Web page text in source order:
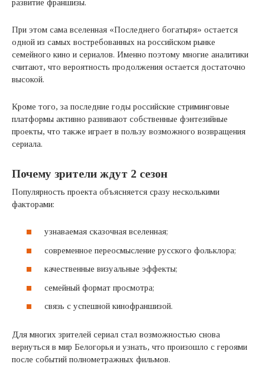
развитие франшизы.
При этом сама вселенная «Последнего богатыря» остается
одной из самых востребованных на российском рынке
семейного кино и сериалов. Именно поэтому многие аналитики
считают, что вероятность продолжения остается достаточно
высокой.
Кроме того, за последние годы российские стриминговые
платформы активно развивают собственные фэнтезийные
проекты, что также играет в пользу возможного возвращения
сериала.
Почему зрители ждут 2 сезон
Популярность проекта объясняется сразу несколькими
факторами:
узнаваемая сказочная вселенная;
современное переосмысление русского фольклора;
качественные визуальные эффекты;
семейный формат просмотра;
связь с успешной кинофраншизой.
Для многих зрителей сериал стал возможностью снова
вернуться в мир Белогорья и узнать, что произошло с героями
после событий полнометражных фильмов.